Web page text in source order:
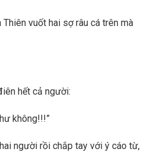
Thiên vuốt hai sợ râu cá trên mà
hết cả người:
không!!!”
người rồi chắp tay với ý cáo từ,